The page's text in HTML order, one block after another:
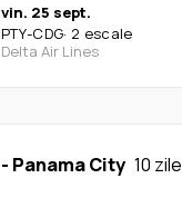
vin. 25 sept.
PTY-CDG· 2 escale
Delta Air Lines
- Panama City 10 zile